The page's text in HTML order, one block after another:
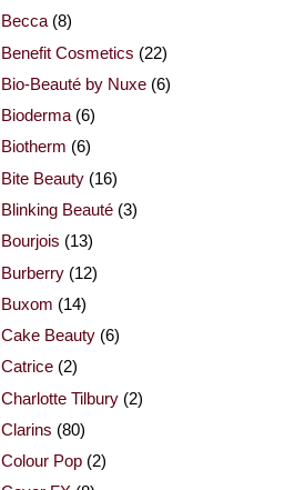
Becca (8)
Benefit Cosmetics (22)
Bio-Beauté by Nuxe (6)
Bioderma (6)
Biotherm (6)
Bite Beauty (16)
Blinking Beauté (3)
Bourjois (13)
Burberry (12)
Buxom (14)
Cake Beauty (6)
Catrice (2)
Charlotte Tilbury (2)
Clarins (80)
Colour Pop (2)